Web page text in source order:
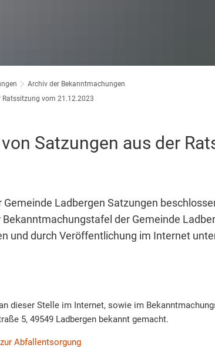
Archiv der Bekanntmachungen
vom 21.12.2023
Satzungen aus der
Ladbergen Satzungen
der Gemeinde
und durch Veröffentlichung im Internet
dieser Stelle im Internet, sowie im
5, 49549 Ladbergen bekannt gemacht.
Abfallentsorgung